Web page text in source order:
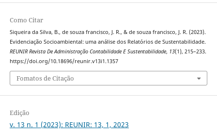
Como Citar
Siqueira da Silva, B., de souza francisco, J. R., & de souza francisco, J. R. (2023).
Evidenciação Socioambiental: uma análise dos Relatórios de Sustentabilidade.
REUNIR Revista De Administração Contabilidade E Sustentabilidade, 13(1), 215–233.
https://doi.org/10.18696/reunir.v13i1.1357
Fomatos de Citação
Edição
v. 13 n. 1 (2023): REUNIR: 13, 1, 2023